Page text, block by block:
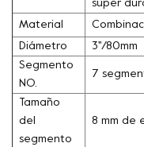
súper
Material
Diámetro
3''/80mm
Segmento
NO.
7
Tamaño
del
segmento
8 mm de